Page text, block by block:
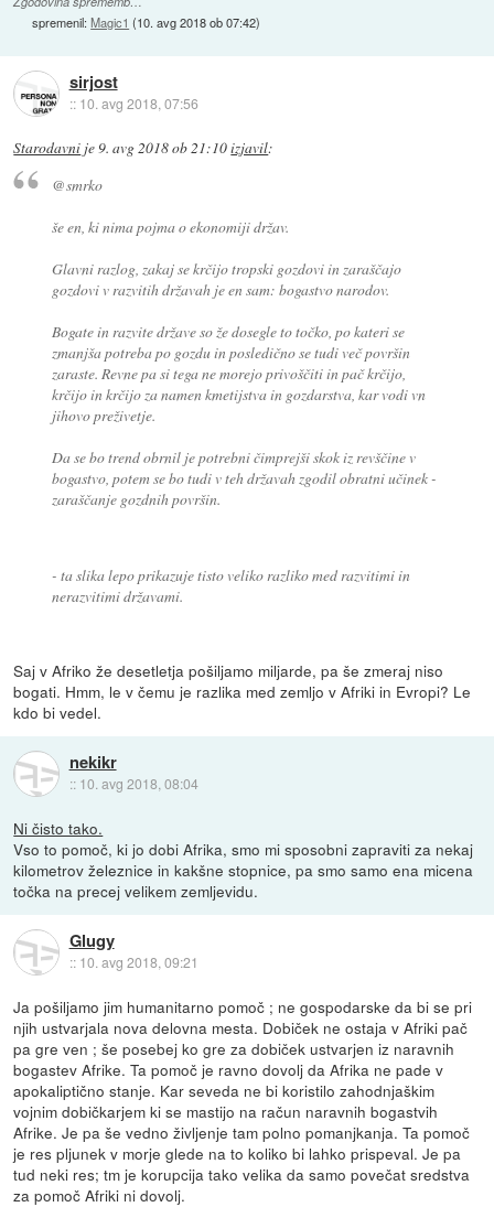
spremenil:Magic1 (10. avg 2018 ob 07:42)
sirjost
:: 10. avg 2018, 07:56
Starodavni je9. avg 2018 ob 21:10izjavil:
@smrko
še en, ki nima pojma o ekonomiji držav.
Glavni razlog, zakaj se krčijo tropski gozdovi in zaraščajo
gozdovi v razvitih državah je en sam: bogastvo narodov.
Bogate in razvite države so že dosegle to točko, po kateri se
zmanjša potreba po gozdu in posledično se tudi več površin
zaraste. Revne pa si tega ne morejo privoščiti in pač krčijo,
krčijo in krčijo za namen kmetijstva in gozdarstva, kar vodi vn
jihovo preživetje.
Da se bo trend obrnil je potrebni čimprejši skok iz revščine v
bogastvo, potem se bo tudi v teh državah zgodil obratni učinek -
zaraščanje gozdnih površin.
- ta slika lepo prikazuje tisto veliko razliko med razvitimi in
nerazvitimi državami.
Saj v Afriko že desetletja pošiljamo miljarde, pa še zmeraj niso
bogati. Hmm, le v čemu je razlika med zemljo v Afriki in Evropi? Le
kdo bi vedel.
nekikr
:: 10. avg 2018, 08:04
Ni čisto tako.
Vso to pomoč, ki jo dobi Afrika, smo mi sposobni zapraviti za nekaj
kilometrov železnice in kakšne stopnice, pa smo samo ena micena
točka na precej velikem zemljevidu.
Glugy
:: 10. avg 2018, 09:21
Ja pošiljamo jim humanitarno pomoč ; ne gospodarske da bi se pri
njih ustvarjala nova delovna mesta. Dobiček ne ostaja v Afriki pač
pa gre ven ; še posebej ko gre za dobiček ustvarjen iz naravnih
bogastev Afrike. Ta pomoč je ravno dovolj da Afrika ne pade v
apokaliptično stanje. Kar seveda ne bi koristilo zahodnjaškim
vojnim dobičkarjem ki se mastijo na račun naravnih bogastvih
Afrike. Je pa še vedno življenje tam polno pomanjkanja. Ta pomoč
je res pljunek v morje glede na to koliko bi lahko prispeval. Je pa
tud neki res; tm je korupcija tako velika da samo povečat sredstva
za pomoč Afriki ni dovolj.